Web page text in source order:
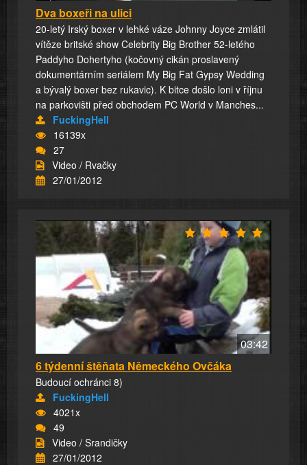
Dva boxeři na ulici
20-letý Irský boxer v lehké váze Johnny Joyce zmlátil
vítěze britské show Celebrity Big Brother 52-letého
Paddyho Dohertyho (kočovný cikán proslavený
dokumentárním seriálem My Big Fat Gypsy Wedding
a bývalý boxer bez rukavic). K bitce došlo loni v říjnu
na parkovišti před obchodem PC World v Manches...
FuckingHell
16139x
27
Video / Rvačky
27/01/2012
03:42
6 týdenní štěňata Německého Ovčáka
Budoucí ochránci 8)
FuckingHell
4021x
49
Video / Srandičky
27/01/2012